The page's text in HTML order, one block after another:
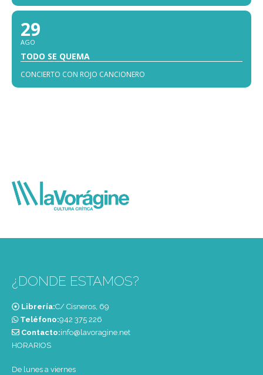
29
AGO
TODO SE QUEMA
CONCIERTO CON ROJO CANCIONERO
¿DONDE ESTAMOS?
Librería:C/ Cisneros, 69
Teléfono:‭942 375 226‬
Contacto:info@lavoragine.net
HORARIOS
De lunes a viernes